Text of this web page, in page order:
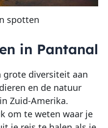
spotten
in Pantanal
grote diversiteit aan
en de natuur
Zuid-Amerika.
om te weten waar je